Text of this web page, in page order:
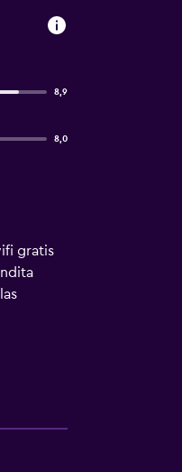
8,9
8,0
gratis